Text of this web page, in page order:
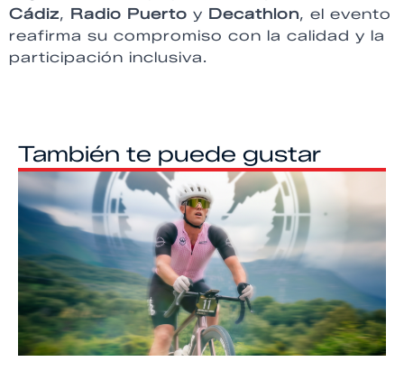
Cádiz, Radio Puerto y Decathlon, el evento
reafirma su compromiso con la calidad y la
participación inclusiva.
También te puede gustar